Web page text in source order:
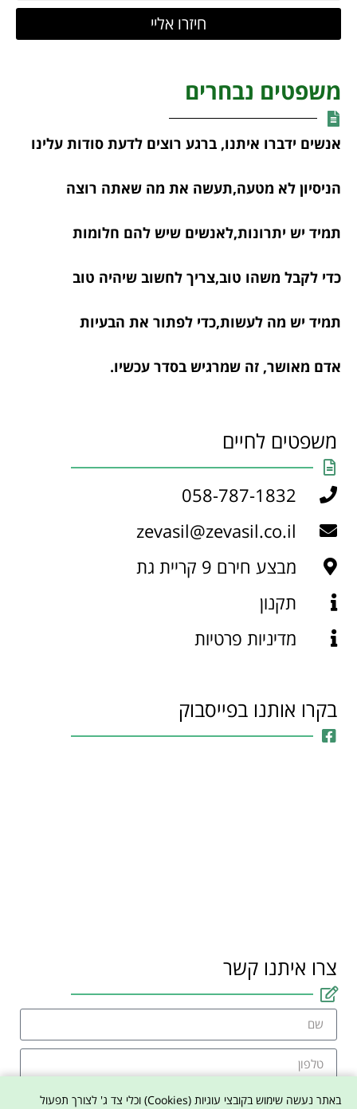
חיזרו אליי
משפטים נבחרים
אנשים ידברו איתנו, ברגע רוצים לדעת סודות עלינו
הניסיון לא מטעה,תעשה את מה שאתה רוצה
תמיד יש יתרונות,לאנשים שיש להם חלומות
כדי לקבל משהו טוב,צריך לחשוב שיהיה טוב
תמיד יש מה לעשות,כדי לפתור את הבעיות
אדם מאושר, זה שמרגיש בסדר עכשיו.
משפטים לחיים
058-787-1832
zevasil@zevasil.co.il
מבצע חירם 9 קריית גת
תקנון
מדיניות פרטיות
בקרו אותנו בפייסבוק
צרו איתנו קשר
באתר נעשה שימוש בקובצי עוגיות (Cookies) וכלי צד ג' לצורך תפעול